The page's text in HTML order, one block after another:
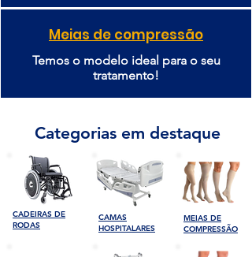
Meias de compressão
Temos o modelo ideal para o seu
tratamento!
Categorias em destaque
CADEIRAS DE
RODAS
CAMAS
HOSPITALARES
MEIAS DE
COMPRESSÃO